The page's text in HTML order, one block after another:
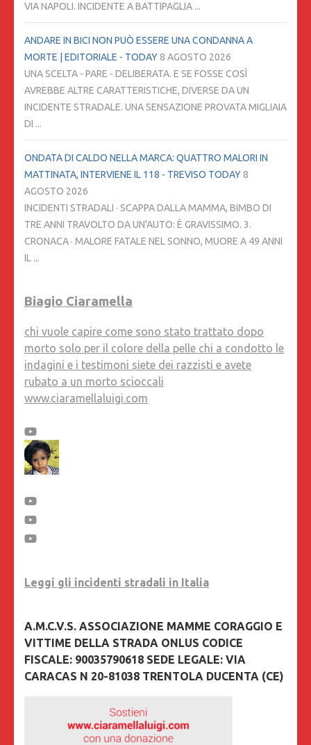
VIA NAPOLI. INCIDENTE A BATTIPAGLIA ...
ANDARE IN BICI NON PUÒ ESSERE UNA CONDANNA A
MORTE | EDITORIALE - TODAY8 AGOSTO 2026
UNA SCELTA - PARE - DELIBERATA. E SE FOSSE COSÌ
AVREBBE ALTRE CARATTERISTICHE, DIVERSE DA UN
INCIDENTE STRADALE. UNA SENSAZIONE PROVATA MIGLIAIA
DI ...
ONDATA DI CALDO NELLA MARCA: QUATTRO MALORI IN
MATTINATA, INTERVIENE IL 118 - TREVISO TODAY8
AGOSTO 2026
INCIDENTI STRADALI · SCAPPA DALLA MAMMA, BIMBO DI
TRE ANNI TRAVOLTO DA UN'AUTO: È GRAVISSIMO. 3.
CRONACA · MALORE FATALE NEL SONNO, MUORE A 49 ANNI
IL ...
Biagio Ciaramella
chi vuole capire come sono stato trattato dopo
morto solo per il colore della pelle chi a condotto le
indagini e i testimoni siete dei razzisti e avete
rubato a un morto scioccali
www.ciaramellaluigi.com
Leggi gli incidenti stradali in Italia
A.M.C.V.S. ASSOCIAZIONE MAMME CORAGGIO E
VITTIME DELLA STRADA ONLUS CODICE
FISCALE: 90035790618 SEDE LEGALE: VIA
CARACAS N 20-81038 TRENTOLA DUCENTA (CE)